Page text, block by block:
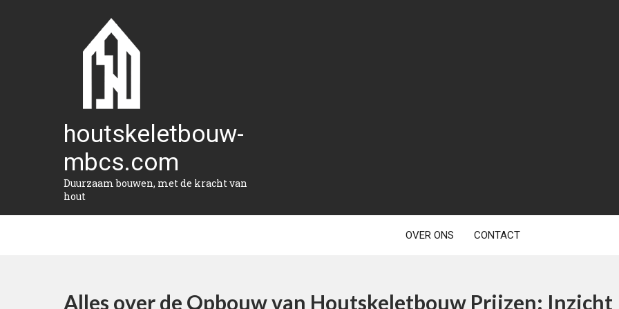
houtskeletbouw-
mbcs.com
Duurzaam bouwen, met de kracht van
hout
OVER ONS CONTACT
Alles over de Opbouw van Houtskeletbouw Prijzen: Inzicht